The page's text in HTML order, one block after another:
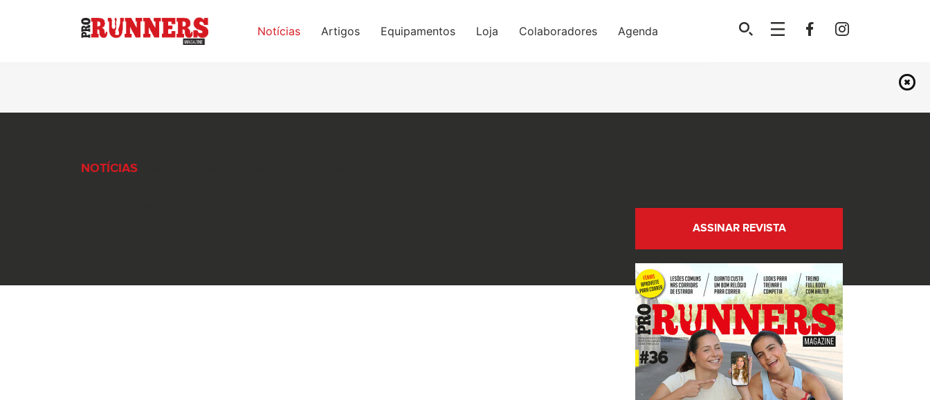
Notícias Artigos Equipamentos Loja Colaboradores Agenda
NOTÍCIAS
ASSINAR REVISTA